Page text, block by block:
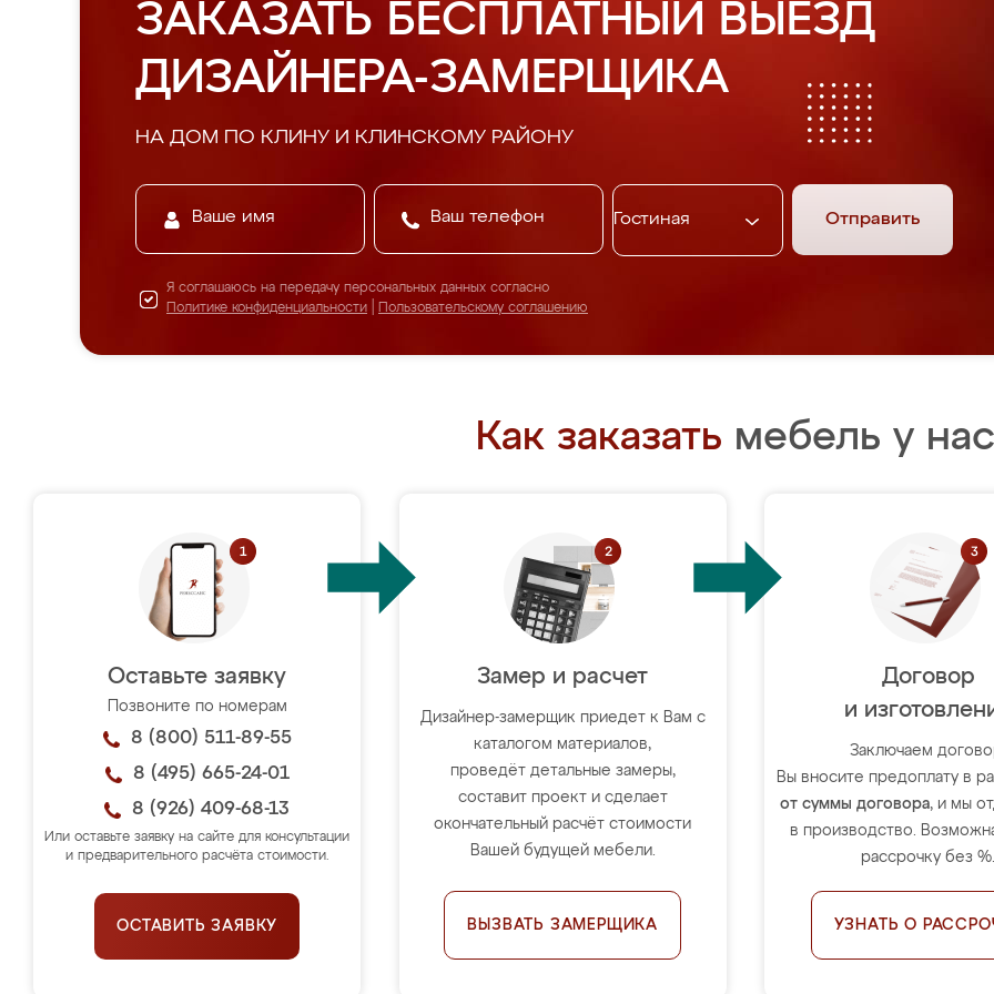
ЗАКАЗАТЬ БЕСПЛАТНЫЙ ВЫЕЗД
ДИЗАЙНЕРА-ЗАМЕРЩИКА
НА ДОМ ПО КЛИНУ И КЛИНСКОМУ РАЙОНУ
Отправить
Я соглашаюсь на передачу персональных данных согласно
Политике конфиденциальности
Пользовательскому соглашению
Как заказать мебель у
Оставьте заявку
Позвоните по номерам
8 (800) 511-89-55
8 (495) 665-24-01
8 (926) 409-68-13
Или оставьте заявку на сайте для консультации
и предварительного расчёта стоимости.
ОСТАВИТЬ ЗАЯВКУ
Замер и расчет
Дизайнер-замерщик приедет к Вам с
каталогом материалов,
проведёт детальные замеры,
составит проект и сделает
окончательный расчёт стоимости
Вашей будущей мебели.
ВЫЗВАТЬ ЗАМЕРЩИКА
Договор
и
Заключаем
Вы вносите предоплату в
от суммы договора, и мы
в производство.
рассрочку без
УЗНАТЬ О